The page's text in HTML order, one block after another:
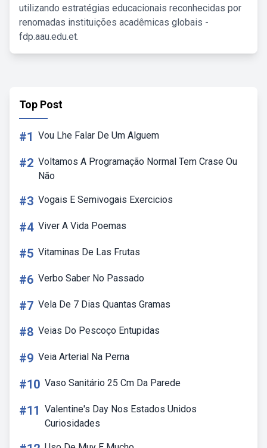
utilizando estratégias educacionais reconhecidas por
renomadas instituições acadêmicas globais -
fdp.aau.edu.et.
Top Post
#1 Vou Lhe Falar De Um Alguem
#2 Voltamos A Programação Normal Tem Crase Ou
Não
#3 Vogais E Semivogais Exercicios
#4 Viver A Vida Poemas
#5 Vitaminas De Las Frutas
#6 Verbo Saber No Passado
#7 Vela De 7 Dias Quantas Gramas
#8 Veias Do Pescoço Entupidas
#9 Veia Arterial Na Perna
#10 Vaso Sanitário 25 Cm Da Parede
#11 Valentine's Day Nos Estados Unidos
Curiosidades